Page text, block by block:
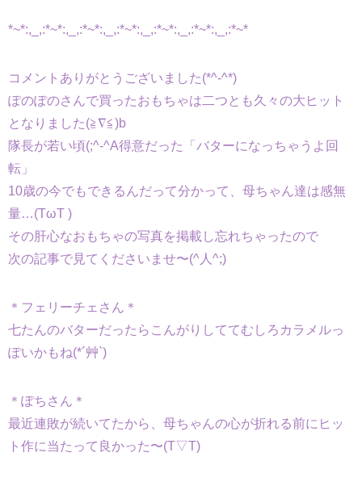
*~*:,_,:*~*:,_,:*~*:,_,:*~*:,_,:*~*:,_,:*~*:,_,:*~*
コメントありがとうございました(*^-^*)
ぽのぽのさんで買ったおもちゃは二つとも久々の大ヒット
となりました(≧∇≦)b
隊長が若い頃(;^-^A得意だった「バターになっちゃうよ回
転」
10歳の今でもできるんだって分かって、母ちゃん達は感無
量…(TωT )
その肝心なおもちゃの写真を掲載し忘れちゃったので
次の記事で見てくださいませ〜(^人^;)
＊フェリーチェさん＊
七たんのバターだったらこんがりしててむしろカラメルっ
ぽいかもね(*´艸`)
＊ぽちさん＊
最近連敗が続いてたから、母ちゃんの心が折れる前にヒッ
ト作に当たって良かった〜(T▽T)